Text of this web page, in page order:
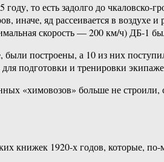
то есть задолго до чкаловско-
иначе, яд рассеивается в воздухе
скорость — 200 км/ч) ДБ-1
построены, а 10 из них
подготовки и тренировки
«химовозов» больше не
книжек 1920-х годов, которые,